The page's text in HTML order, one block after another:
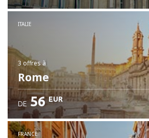
ITALIE
3 offresà
Rome
DE 56 EUR
FRANCE